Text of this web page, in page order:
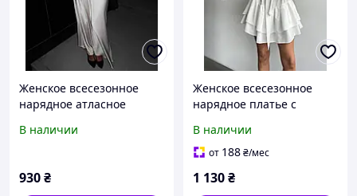
Женское всесезонное
нарядное атласное
спине и расклешенными
В наличии
930₴
Женское всесезонное
нарядное платье с
костюмка размеры 42-48
В наличии
от 188₴/мес
1 130₴